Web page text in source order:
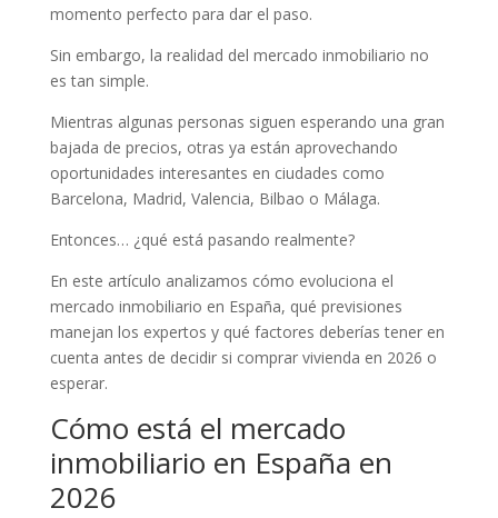
momento perfecto para dar el paso.
Sin embargo, la realidad del mercado inmobiliario no
es tan simple.
Mientras algunas personas siguen esperando una gran
bajada de precios, otras ya están aprovechando
oportunidades interesantes en ciudades como
Barcelona, Madrid, Valencia, Bilbao o Málaga.
Entonces… ¿qué está pasando realmente?
En este artículo analizamos cómo evoluciona el
mercado inmobiliario en España, qué previsiones
manejan los expertos y qué factores deberías tener en
cuenta antes de decidir si comprar vivienda en 2026 o
esperar.
Cómo está el mercado
inmobiliario en España en
2026